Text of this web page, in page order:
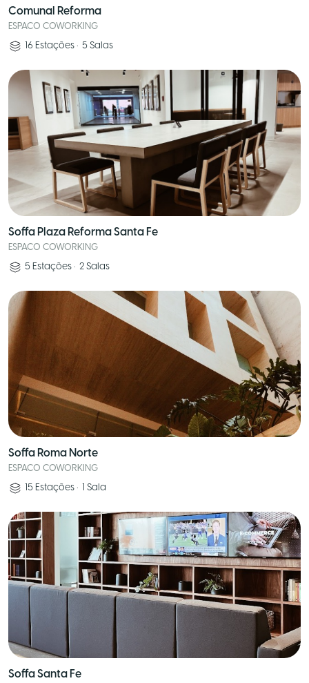
Comunal Reforma
ESPACO COWORKING
16 Estações • 5 Salas
Soffa Plaza Reforma Santa Fe
ESPACO COWORKING
5 Estações • 2 Salas
Soffa Roma Norte
ESPACO COWORKING
15 Estações • 1 Sala
Soffa Santa Fe